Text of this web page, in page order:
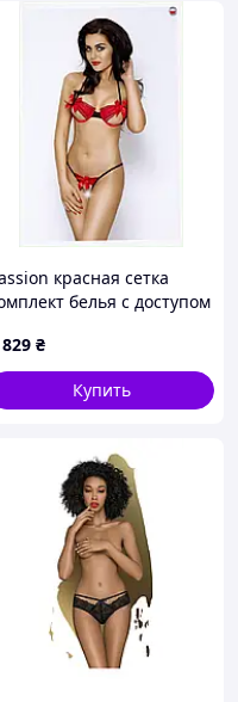
красная сетка
белья с доступом
₴
Купить